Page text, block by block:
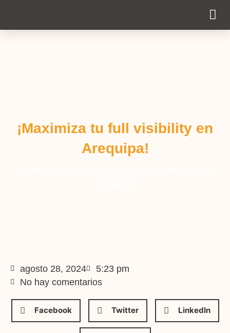
¡Maximiza tu full visibility en
Arequipa!
agosto 28, 2024
5:23 pm
No hay comentarios
Facebook Twitter LinkedIn